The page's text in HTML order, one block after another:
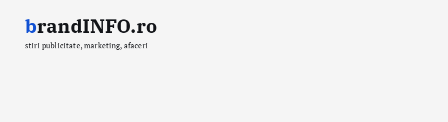
brandINFO.ro
stiri publicitate, marketing, afaceri